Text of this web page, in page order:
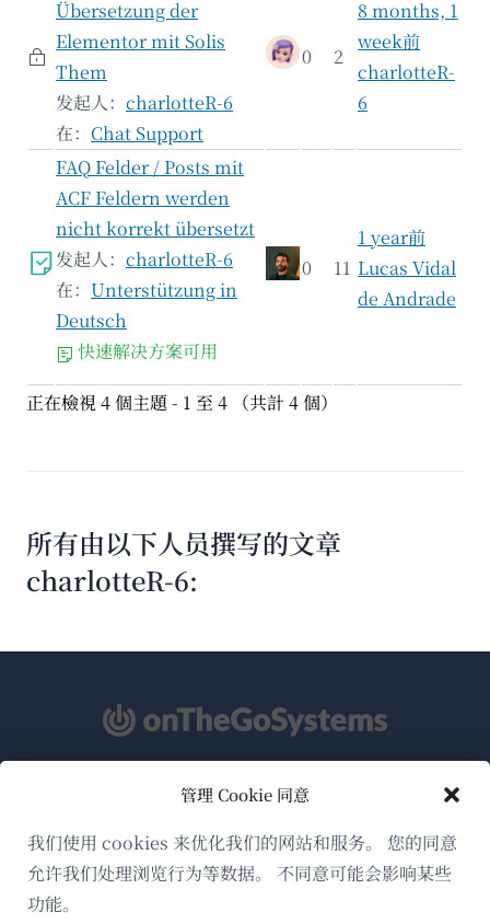
管理 Cookie 同意
我们使用 cookies 来优化我们的网站和服务。 您的同意
允许我们处理浏览行为等数据。 不同意可能会影响某些
功能。
Übersetzung der
Elementor mit Solis
Them
发起人： charlotteR-6
在： Chat Support
0 2
8 months, 1
week前
charlotteR-
6
FAQ Felder / Posts mit
ACF Feldern werden
nicht korrekt übersetzt
发起人： charlotteR-6
在： Unterstützung in
Deutsch
快速解决方案可用
0 11
1 year前
Lucas Vidal
de Andrade
正在檢視 4 個主題 - 1 至 4 （共計 4 個）
所有由以下人员撰写的文章
charlotteR-6:
关于WPML
GDPR与隐私政策
加入我们的团队（在